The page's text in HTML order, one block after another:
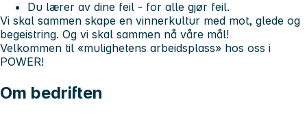
Du lærer av dine feil - for alle gjør feil.
Vi skal sammen skape en vinnerkultur med mot, glede og
begeistring. Og vi skal sammen nå våre mål!
Velkommen til «mulighetens arbeidsplass» hos oss i
POWER!
Om bedriften